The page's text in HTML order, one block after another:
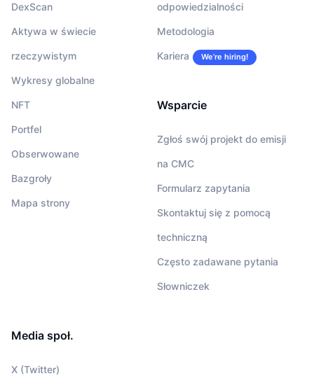
DexScan
Aktywa w świecie
rzeczywistym
Wykresy globalne
NFT
Portfel
Obserwowane
Bazgroły
Mapa strony
odpowiedzialności
Metodologia
Kariera We’re hiring!
Wsparcie
Zgłoś swój projekt do emisji
na CMC
Formularz zapytania
Skontaktuj się z pomocą
techniczną
Często zadawane pytania
Słowniczek
Media społ.
X (Twitter)